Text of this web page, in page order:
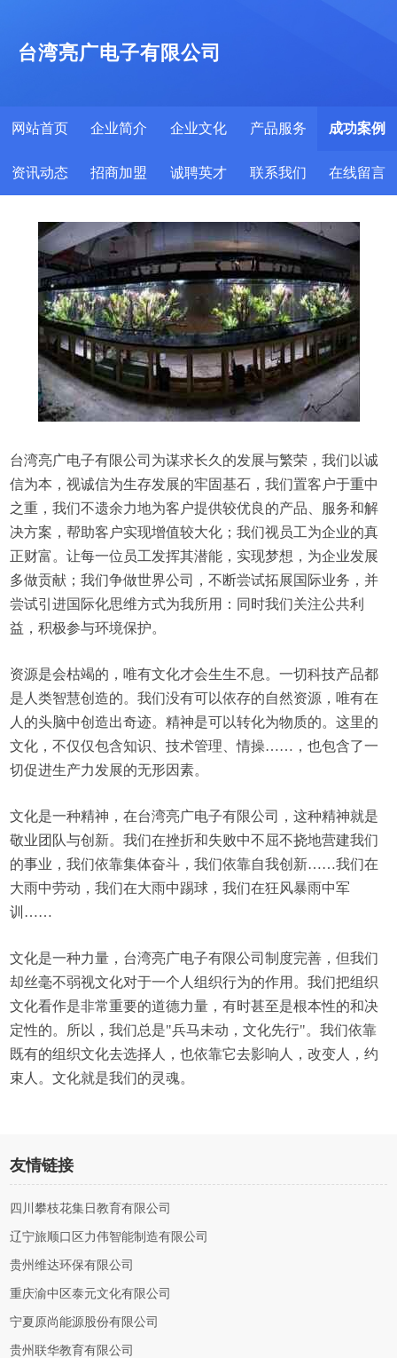
台湾亮广电子有限公司
网站首页 企业简介 企业文化 产品服务 成功案例
资讯动态 招商加盟 诚聘英才 联系我们 在线留言
台湾亮广电子有限公司为谋求长久的发展与繁荣，我们以诚
信为本，视诚信为生存发展的牢固基石，我们置客户于重中
之重，我们不遗余力地为客户提供较优良的产品、服务和解
决方案，帮助客户实现增值较大化；我们视员工为企业的真
正财富。让每一位员工发挥其潜能，实现梦想，为企业发展
多做贡献；我们争做世界公司，不断尝试拓展国际业务，并
尝试引进国际化思维方式为我所用：同时我们关注公共利
益，积极参与环境保护。
资源是会枯竭的，唯有文化才会生生不息。一切科技产品都
是人类智慧创造的。我们没有可以依存的自然资源，唯有在
人的头脑中创造出奇迹。精神是可以转化为物质的。这里的
文化，不仅仅包含知识、技术管理、情操……，也包含了一
切促进生产力发展的无形因素。
文化是一种精神，在台湾亮广电子有限公司，这种精神就是
敬业团队与创新。我们在挫折和失败中不屈不挠地营建我们
的事业，我们依靠集体奋斗，我们依靠自我创新……我们在
大雨中劳动，我们在大雨中踢球，我们在狂风暴雨中军
训……
文化是一种力量，台湾亮广电子有限公司制度完善，但我们
却丝毫不弱视文化对于一个人组织行为的作用。我们把组织
文化看作是非常重要的道德力量，有时甚至是根本性的和决
定性的。所以，我们总是"兵马未动，文化先行"。我们依靠
既有的组织文化去选择人，也依靠它去影响人，改变人，约
束人。文化就是我们的灵魂。
友情链接
四川攀枝花集日教育有限公司
辽宁旅顺口区力伟智能制造有限公司
贵州维达环保有限公司
重庆渝中区泰元文化有限公司
宁夏原尚能源股份有限公司
贵州联华教育有限公司